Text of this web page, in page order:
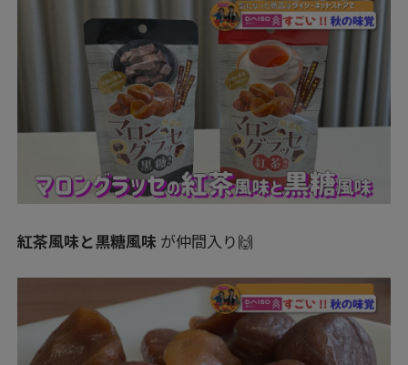
紅茶風味と黒糖風味 が仲間入り🙌